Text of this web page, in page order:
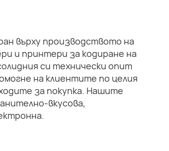
върху производството на
и принтери за кодиране на
си технически опит
на клиентите по целия
за покупка. Нашите
вкусова,